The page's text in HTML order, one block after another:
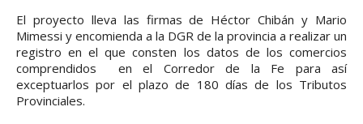
El proyecto lleva las firmas de Héctor Chibán y Mario
Mimessi y encomienda a la DGR de la provincia a realizar un
registro en el que consten los datos de los comercios
comprendidos en el Corredor de la Fe para así
exceptuarlos por el plazo de 180 días de los Tributos
Provinciales.